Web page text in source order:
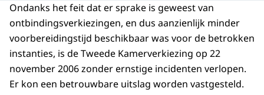
Ondanks het feit dat er sprake is geweest van
ontbindingsverkiezingen, en dus aanzienlijk minder
voorbereidingstijd beschikbaar was voor de betrokken
instanties, is de Tweede Kamerverkiezing op 22
november 2006 zonder ernstige incidenten verlopen.
Er kon een betrouwbare uitslag worden vastgesteld.